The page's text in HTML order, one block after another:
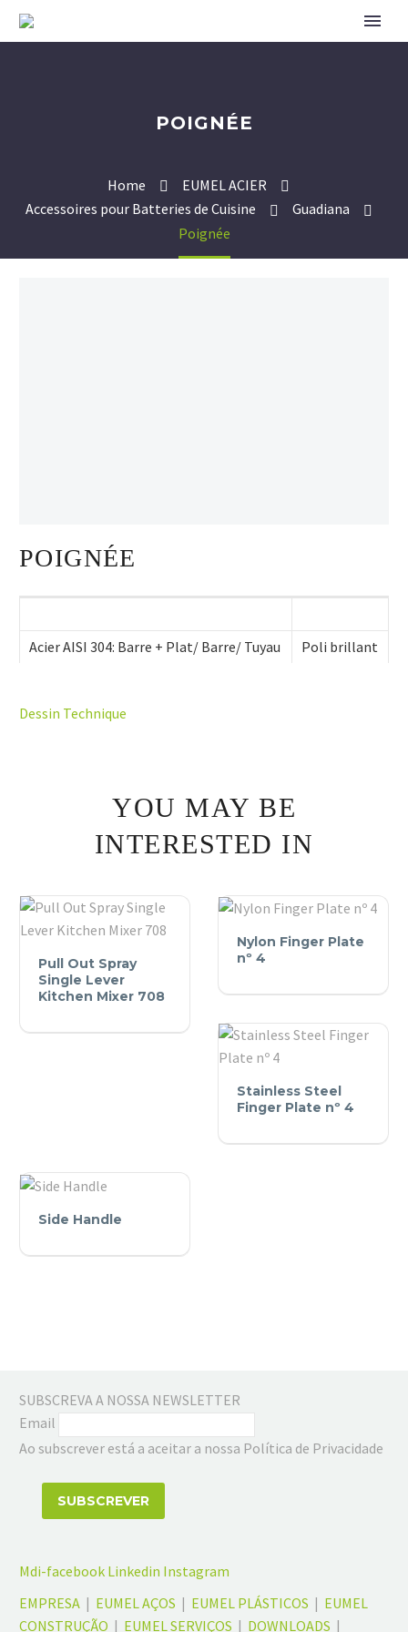
POIGNÉE
Home
EUMEL ACIER
Accessoires pour Batteries de Cuisine
Guadiana
Poignée
POIGNÉE
Acier AISI 304: Barre + Plat/ Barre/ Tuyau Poli brillant
Dessin Technique
YOU MAY BE
INTERESTED IN
Out
Spray
Pull Out Spray
Single Lever
Kitchen Mixer 708
Finger
nº
4
Nylon Finger Plate
nº 4
Steel
Plate
Stainless Steel
Finger Plate nº 4
Handle
Side Handle
SUBSCREVA A NOSSA NEWSLETTER
Email
Ao subscrever está a aceitar a nossa Política de Privacidade
Mdi-facebook Linkedin Instagram
EMPRESA | EUMEL AÇOS | EUMEL PLÁSTICOS | EUMEL
CONSTRUÇÃO | EUMEL SERVIÇOS | DOWNLOADS |